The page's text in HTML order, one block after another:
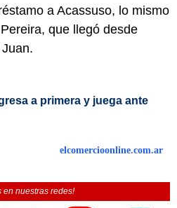
a Acassuso, lo mismo
que llegó desde
a primera y juega ante
elcomercioonline.com.ar
en nuestras redes!